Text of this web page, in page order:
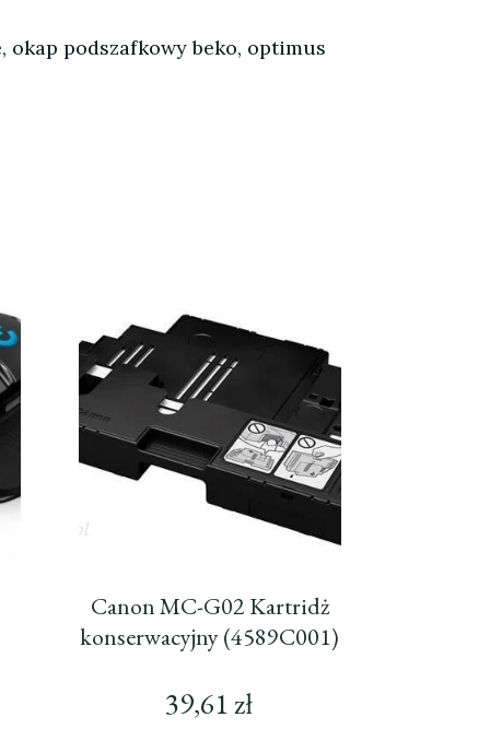
okap podszafkowy beko, optimus
Canon MC-G02 Kartridż
konserwacyjny (4589C001)
39,61zł